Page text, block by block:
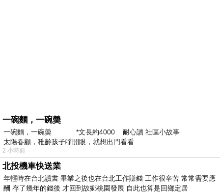
一碗麵，一碗羮
一碗麵，一碗羮 *文長約4000 耐心讀 社區小故事
太陽眷顧，稚齡孩子睜開眼，就想出門看看
2 小時前
北投機車快送業
年輕時在台北讀書 畢業之後也在台北工作賺錢 工作很辛苦 常常需要應
酬 存了幾年的錢後 才回到故鄉桃園發展 自此也算是回鄉定居